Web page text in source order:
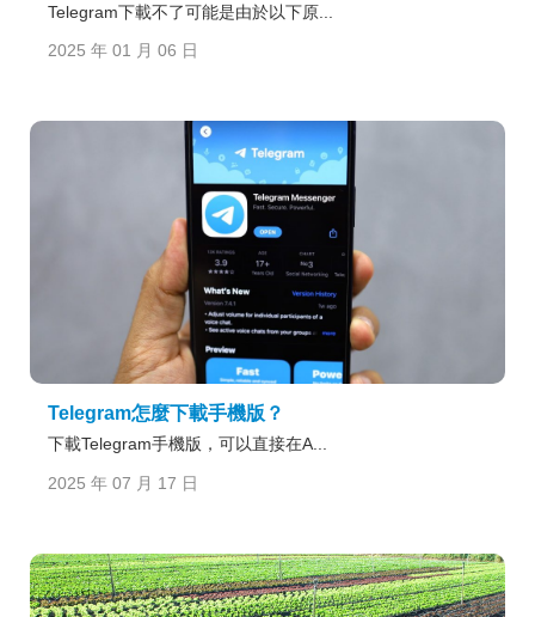
Telegram下載不了可能是由於以下原...
2025 年 01 月 06 日
Telegram怎麼下載手機版？
下載Telegram手機版，可以直接在A...
2025 年 07 月 17 日